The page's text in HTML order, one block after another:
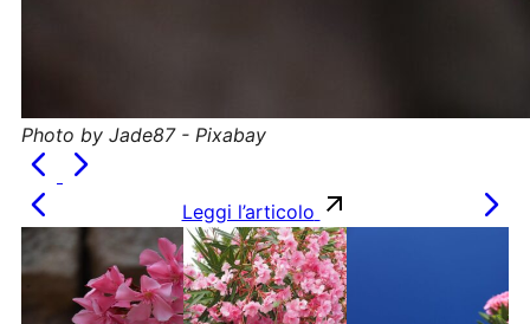
Photo by Jade87 - Pixabay
Leggi l’articolo